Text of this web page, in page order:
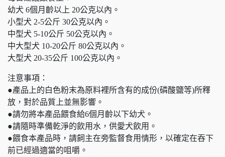
幼犬 6個月齡以上 20公克以內。
小型犬 2-5公斤 30公克以內。
中型犬 5-10公斤 50公克以內。
中大型犬 10-20公斤 80公克以內。
大型犬 20-35公斤 100公克以內。
注意事項：
●產品上的白色粉末為原料裡所含有的成份(磷酸鹽等)所釋
放，對於品質上並無影響。
●請勿將本產品餵食給6個月齡以下幼犬。
●請隨時準備乾淨的飲用水，供愛犬飲用。
●餵食本產品時，請飼主在旁監督食用情形，以確定在吞下
前已經過適當的咀嚼。